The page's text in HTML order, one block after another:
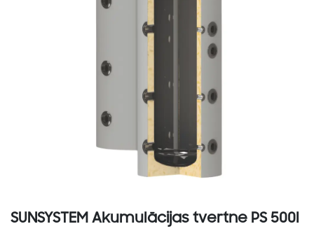
SUNSYSTEM Akumulācijas tvertne PS 500l